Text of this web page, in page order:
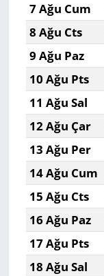
7 Ağu Cum
8 Ağu Cts
9 Ağu Paz
10 Ağu Pts
11 Ağu Sal
12 Ağu Çar
13 Ağu Per
14 Ağu Cum
15 Ağu Cts
16 Ağu Paz
17 Ağu Pts
18 Ağu Sal